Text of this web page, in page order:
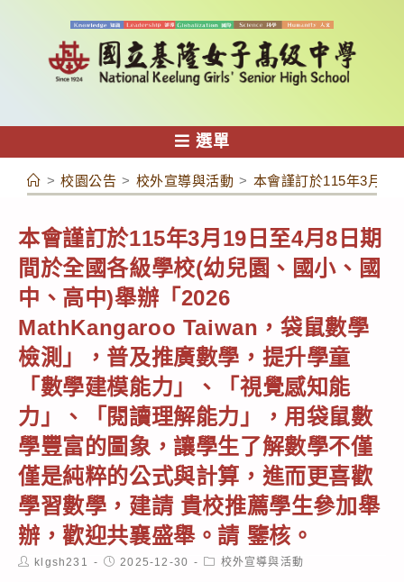
容
選單
> 校園公告 > 校外宣導與活動 > 本會謹訂於115年3月19
本會謹訂於115年3月19日至4月8日期
間於全國各級學校(幼兒園、國小、國
中、高中)舉辦「2026
MathKangaroo Taiwan，袋鼠數學
檢測」，普及推廣數學，提升學童
「數學建模能力」、「視覺感知能
力」、「閱讀理解能力」，用袋鼠數
學豐富的圖象，讓學生了解數學不僅
僅是純粹的公式與計算，進而更喜歡
學習數學，建請 貴校推薦學生參加舉
辦，歡迎共襄盛舉。請 鑒核。
Postklgsh231
Post2025-12-30
Post校外宣導與活動